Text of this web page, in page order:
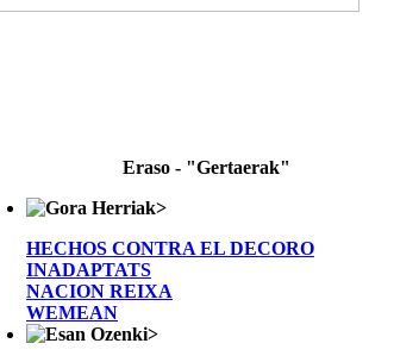
Eraso - "Gertaerak"
>
HECHOS CONTRA EL DECORO
INADAPTATS
NACION REIXA
WEMEAN
>